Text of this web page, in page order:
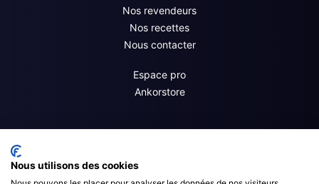
Nos revendeurs
Nos recettes
Nous contacter
Espace pro
Ankorstore
Nous utilisons des cookies